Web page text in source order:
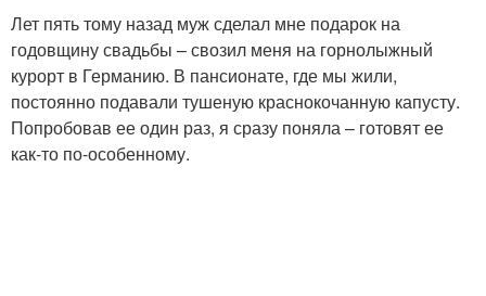
Лет пять тому назад муж сделал мне подарок на
годовщину свадьбы – свозил меня на горнолыжный
курорт в Германию. В пансионате, где мы жили,
постоянно подавали тушеную краснокочанную капусту.
Попробовав ее один раз, я сразу поняла – готовят ее
как-то по-особенному.